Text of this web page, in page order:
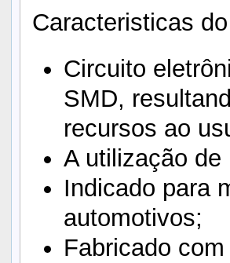
Caracteristicas
Circuito
SMD,
recursos ao
A utilização
Indicado para
automotivos;
Fabricado